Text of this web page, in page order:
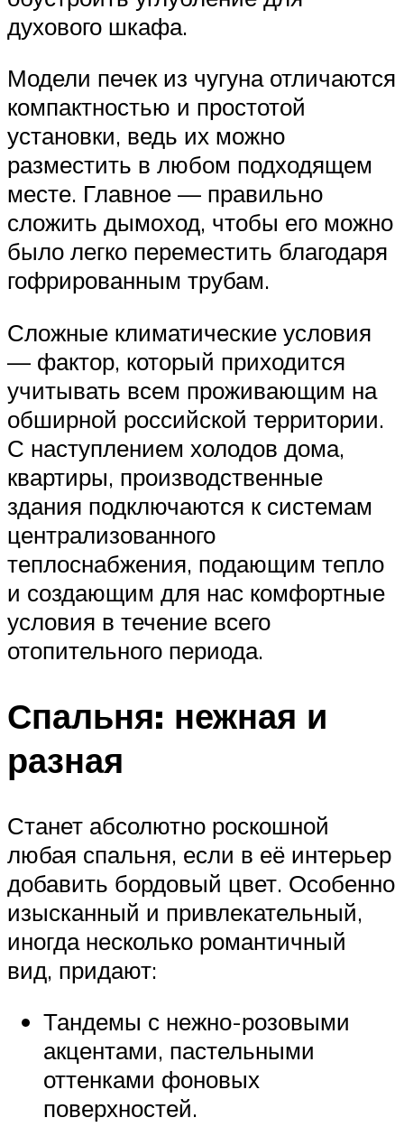
духового шкафа.
Модели печек из чугуна отличаются
компактностью и простотой
установки, ведь их можно
разместить в любом подходящем
месте. Главное — правильно
сложить дымоход, чтобы его можно
было легко переместить благодаря
гофрированным трубам.
Сложные климатические условия
— фактор, который приходится
учитывать всем проживающим на
обширной российской территории.
С наступлением холодов дома,
квартиры, производственные
здания подключаются к системам
централизованного
теплоснабжения, подающим тепло
и создающим для нас комфортные
условия в течение всего
отопительного периода.
Спальня: нежная и
разная
Станет абсолютно роскошной
любая спальня, если в её интерьер
добавить бордовый цвет. Особенно
изысканный и привлекательный,
иногда несколько романтичный
вид, придают:
Тандемы с нежно-розовыми
акцентами, пастельными
оттенками фоновых
поверхностей.